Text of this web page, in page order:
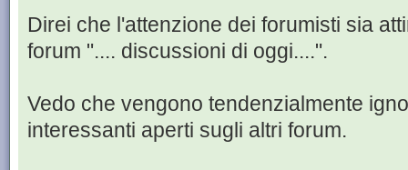
Direi che l'attenzione dei forumisti sia
forum ".... discussioni di oggi....".
Vedo che vengono tendenzialmente
interessanti aperti sugli altri forum.